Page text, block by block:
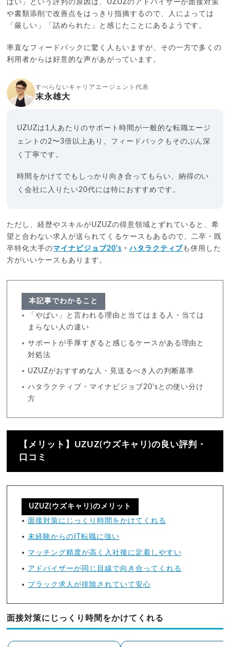
ばい」という評判の原因は、UZUZのアドバイザーが面接対策
や書類添削で改善点をはっきり指摘するので、人によっては
「厳しい」「詰められた」と感じたことにあるようです。
率直なフィードバックに驚く人もいますが、その一方で多くの
利用者からは好意的な声があがっています。
すべらないキャリアエージェント代表
末永雄大
UZUZは1人あたりのサポート時間が一般的な転職エージ
ェントの2〜3倍以上あり、フィードバックもそのぶん深
く丁寧です。
時間をかけてでもしっかり向き合ってもらい、納得のい
く会社に入りたい20代には特におすすめです。
ただし、経歴やスキルがUZUZの得意領域とずれていると、希
望と合わない求人が送られてくるケースもあるので、二卒・既
卒特化大手のマイナビジョブ20's ・ハタラクティブ も併用した
方がいいケースもあります。
本記事でわかること
「やばい」と言われる理由と当てはまる人・当ては
まらない人の違い
サポートが手厚すぎると感じるケースがある理由と
対処法
UZUZがおすすめな人・見送るべき人の判断基準
ハタラクティブ・マイナビジョブ20'sとの使い分け
方
【メリット】UZUZ(ウズキャリ)の良い評判・
口コミ
UZUZ(ウズキャリ)のメリット
面接対策にじっくり時間をかけてくれる
未経験からのIT転職に強い
マッチング精度が高く入社後に定着しやすい
アドバイザーが同じ目線で向き合ってくれる
ブラック求人が排除されていて安心
面接対策にじっくり時間をかけてくれる